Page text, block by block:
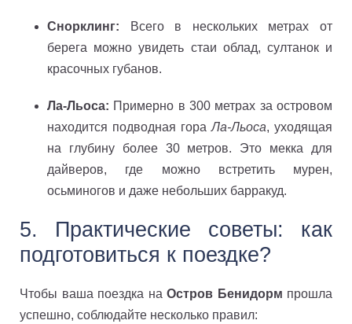
Снорклинг: Всего в нескольких метрах от
берега можно увидеть стаи облад, султанок и
красочных губанов.
Ла-Льоса: Примерно в 300 метрах за островом
находится подводная гораЛа-Льоса, уходящая
на глубину более 30 метров. Это мекка для
дайверов, где можно встретить мурен,
осьминогов и даже небольших барракуд.
5. Практические советы: как
подготовиться к поездке?
Чтобы ваша поездка на Остров Бенидорм прошла
успешно, соблюдайте несколько правил: